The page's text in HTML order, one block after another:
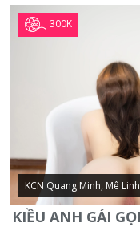
300K
KCN Quang Minh, Mê Linh